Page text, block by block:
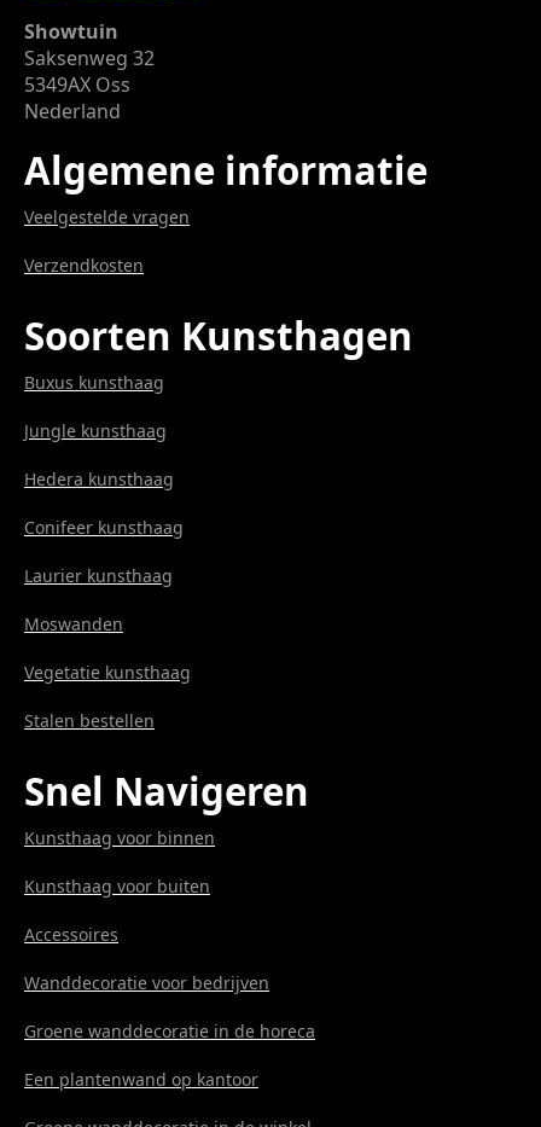
Showtuin
Saksenweg 32
5349AX Oss
Nederland
Algemene informatie
Veelgestelde vragen
Verzendkosten
Soorten Kunsthagen
Buxus kunsthaag
Jungle kunsthaag
Hedera kunsthaag
Conifeer kunsthaag
Laurier kunsthaag
Moswanden
Vegetatie kunsthaag
Stalen bestellen
Snel Navigeren
Kunsthaag voor binnen
Kunsthaag voor buiten
Accessoires
Wanddecoratie voor bedrijven
Groene wanddecoratie in de horeca
Een plantenwand op kantoor